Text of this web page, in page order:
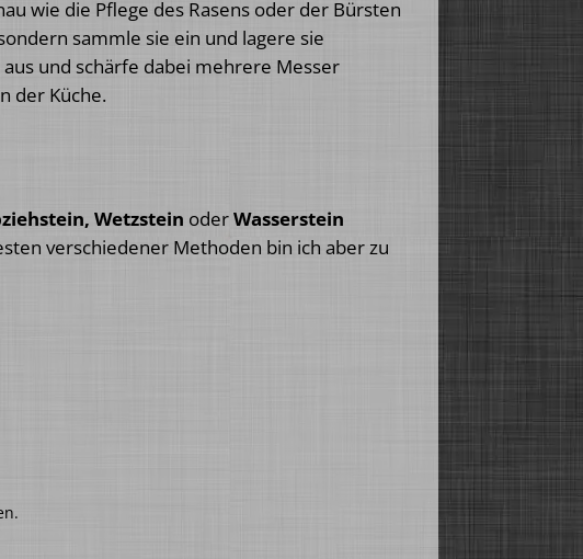
wie die Pflege des Rasens oder der Bürsten
sammle sie ein und lagere sie
und schärfe dabei mehrere Messer
der Küche.
Wetzstein oderWasserstein
verschiedener Methoden bin ich aber zu